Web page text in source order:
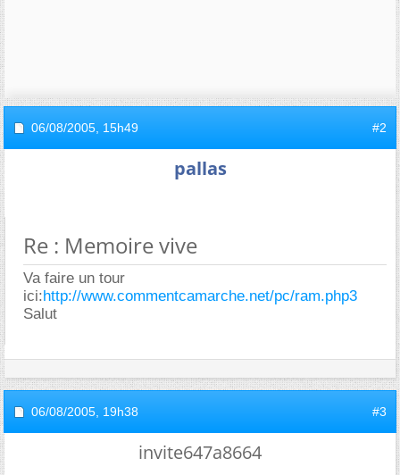
06/08/2005, 15h49 #2
pallas
Re : Memoire vive
Va faire un tour
ici:http://www.commentcamarche.net/pc/ram.php3
Salut
06/08/2005, 19h38 #3
invite647a8664